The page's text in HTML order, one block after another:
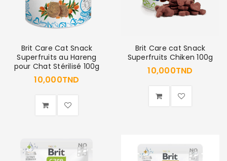
Brit Care Cat Snack
Superfruits au Hareng
pour Chat Stérilisé 100g
10,000TND
Brit Care cat Snack
Superfruits Chiken 100g
10,000TND